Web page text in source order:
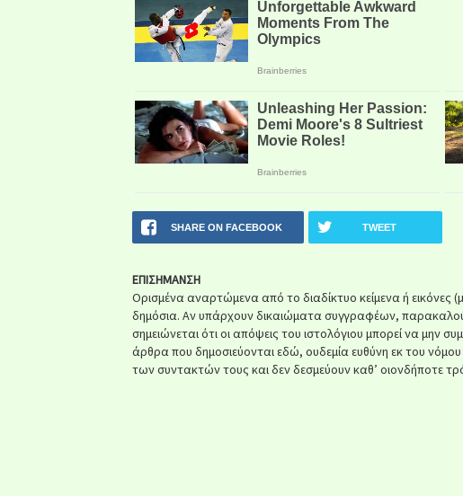
SHARE ON FACEBOOK TWEET
ΕΠΙΣΗΜΑΝΣΗ
Ορισμένα αναρτώμενα από το διαδίκτυο κείμενα ή εικόνες
δημόσια. Αν υπάρχουν δικαιώματα συγγραφέων,
σημειώνεται ότι οι απόψεις του ιστολόγιου μπορεί να μην
άρθρα που δημοσιεύονται εδώ, ουδεμία ευθύνη εκ του
των συντακτών τους και δεν δεσμεύουν καθ’ οιονδήποτε